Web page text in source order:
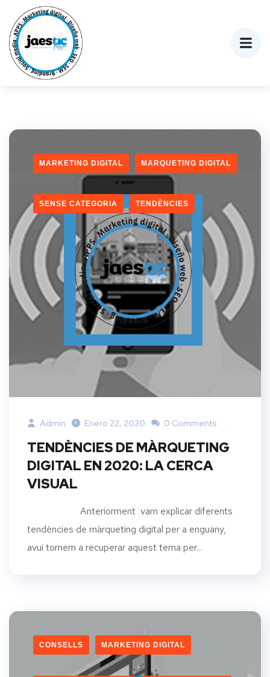
MARKETING DIGITAL MARQUETING DIGITAL
SENSE CATEGORIA TENDÈNCIES
Admin Enero 22, 2020 0 Comments
TENDÈNCIES DE MÀRQUETING
DIGITAL EN 2020: LA CERCA
VISUAL
Anteriorment vam explicar diferents
tendències de màrqueting digital per a enguany,
avui tornem a recuperar aquest tema per...
CONSELLS MARKETING DIGITAL